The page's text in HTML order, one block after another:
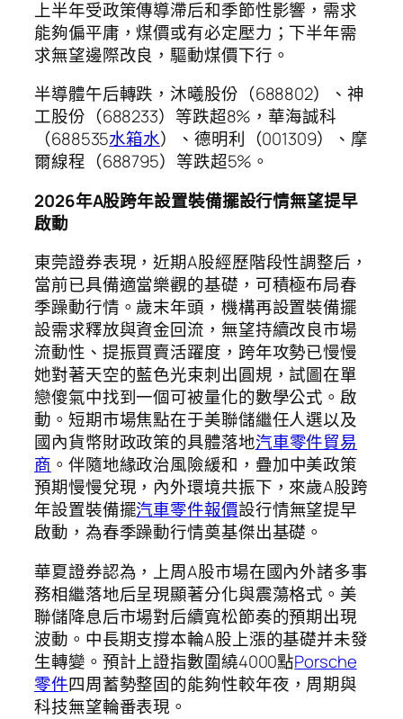
上半年受政策傳導滯后和季節性影響，需求
能夠偏平庸，煤價或有必定壓力；下半年需
求無望邊際改良，驅動煤價下行。
半導體午后轉跌，沐曦股份（688802）、神
工股份（688233）等跌超8%，華海誠科
（688535水箱水）、德明利（001309）、摩
爾線程（688795）等跌超5%。
2026年A股跨年設置裝備擺設行情無望提早
啟動
東莞證券表現，近期A股經歷階段性調整后，
當前已具備適當樂觀的基礎，可積極布局春
季躁動行情。歲末年頭，機構再設置裝備擺
設需求釋放與資金回流，無望持續改良市場
流動性、提振買賣活躍度，跨年攻勢已慢慢
她對著天空的藍色光束刺出圓規，試圖在單
戀傻氣中找到一個可被量化的數學公式。啟
動。短期市場焦點在于美聯儲繼任人選以及
國內貨幣財政政策的具體落地汽車零件貿易
商 。伴隨地緣政治風險緩和，疊加中美政策
預期慢慢兌現，內外環境共振下，來歲A股跨
年設置裝備擺汽車零件報價設行情無望提早
啟動，為春季躁動行情奠基傑出基礎。
華夏證券認為，上周A股市場在國內外諸多事
務相繼落地后呈現顯著分化與震蕩格式。美
聯儲降息后市場對后續寬松節奏的預期出現
波動。中長期支撐本輪A股上漲的基礎并未發
生轉變。預計上證指數圍繞4000點Porsche
零件四周蓄勢整固的能夠性較年夜，周期與
科技無望輪番表現。